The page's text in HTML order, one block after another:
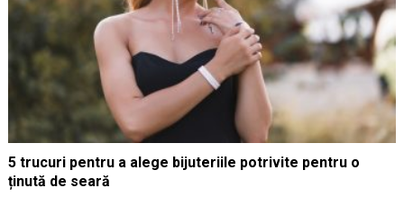
5 trucuri pentru a alege bijuteriile potrivite pentru o
ținută de seară